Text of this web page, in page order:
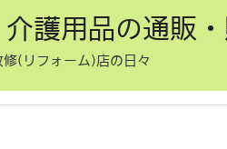
護用品の通販
(リフォーム)店の日々